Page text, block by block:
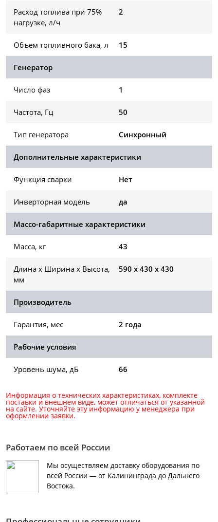
Расход топлива при 75%
нагрузке, л/ч
2
Объем топливного бака, л 15
Генератор
Число фаз 1
Частота, Гц 50
Тип генератора Синхронный
Дополнительные характеристики
Функция сварки Нет
Инверторная модель да
Массо-габаритные характеристики
Масса, кг 43
Длина х Ширина х Высота,
мм
590 x 430 x 430
Производитель
Гарантия, мес 2 года
Рабочие условия
Уровень шума, дБ 66
Информация о технических характеристиках, комплекте
поставки и внешнем виде, может отличаться от указанной
на сайте. Уточняйте эту информацию у менеджера при
оформлении заявки.
Работаем по всей России
Мы осуществляем доставку оборудования по
всей России — от Калининграда до Дальнего
Востока.